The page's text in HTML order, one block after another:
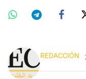
REDACCIÓN